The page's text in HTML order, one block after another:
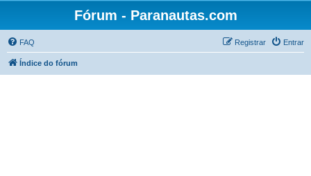
Fórum - Paranautas.com
FAQ Entrar
Registrar
Índice do fórum